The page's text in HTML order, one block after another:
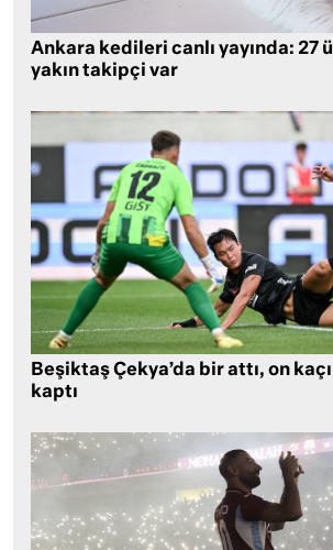
Ankara kedileri canlı yayında: 27
yakın takipçi var
Beşiktaş Çekya’da bir attı, on
kaptı